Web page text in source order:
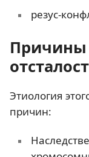
резус-
Причины
Этиология
причин: